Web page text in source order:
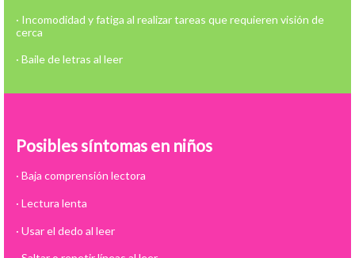
· Incomodidad y fatiga al realizar tareas que requieren visión de
cerca
· Baile de letras al leer
Posibles síntomas en niños
· Baja comprensión lectora
· Lectura lenta
· Usar el dedo al leer